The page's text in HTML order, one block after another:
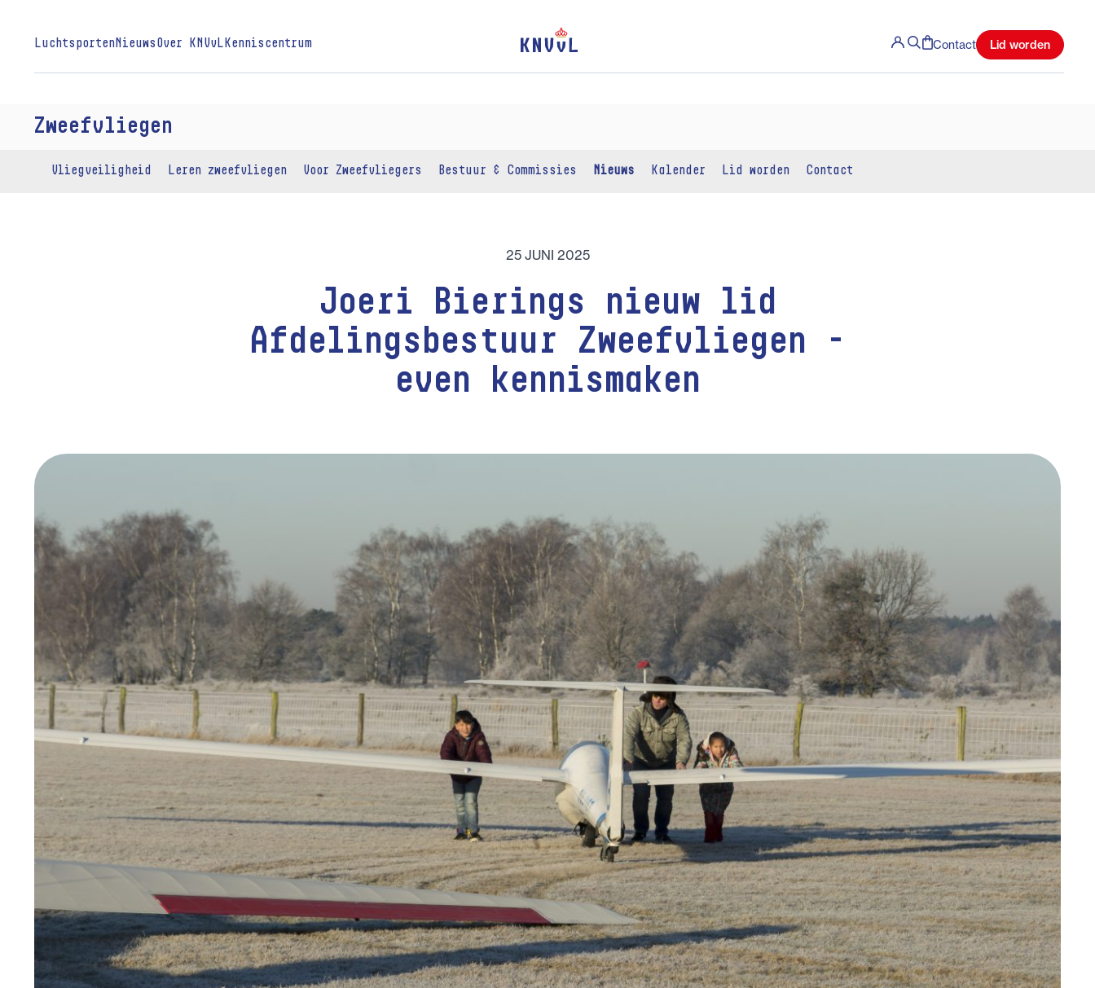
Luchtsporten Nieuws Over KNVvL Kenniscentrum Contact Lid worden
Zweefvliegen
Vliegveiligheid Leren zweefvliegen Voor Zweefvliegers Bestuur & Commissies Nieuws Kalender Lid worden Contact
25 JUNI 2025
Joeri Bierings nieuw lid
Afdelingsbestuur Zweefvliegen -
even kennismaken